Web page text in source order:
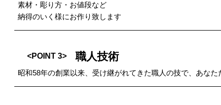
素材・彫り方・お値段など
納得のいく様にお作り致します
<POINT 3> 職人技術
昭和58年の創業以来、受け継がれてきた職人の技で、あな